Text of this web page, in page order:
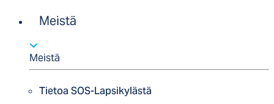
Meistä
Meistä
Tietoa SOS-Lapsikylästä